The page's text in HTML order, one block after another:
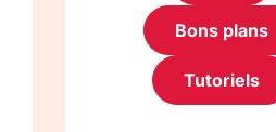
Bons plans
Tutoriels